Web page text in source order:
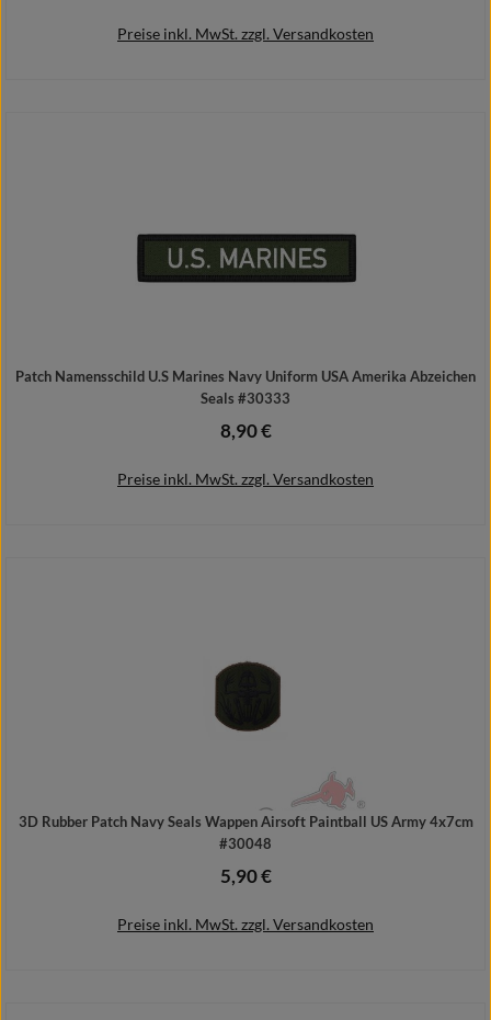
Preise inkl. MwSt. zzgl. Versandkosten
Patch Namensschild U.S Marines Navy Uniform USA Amerika Abzeichen
Seals #30333
Regulärer Preis:
8,90 €
Preise inkl. MwSt. zzgl. Versandkosten
3D Rubber Patch Navy Seals Wappen Airsoft Paintball US Army 4x7cm
#30048
Regulärer Preis:
5,90 €
Preise inkl. MwSt. zzgl. Versandkosten